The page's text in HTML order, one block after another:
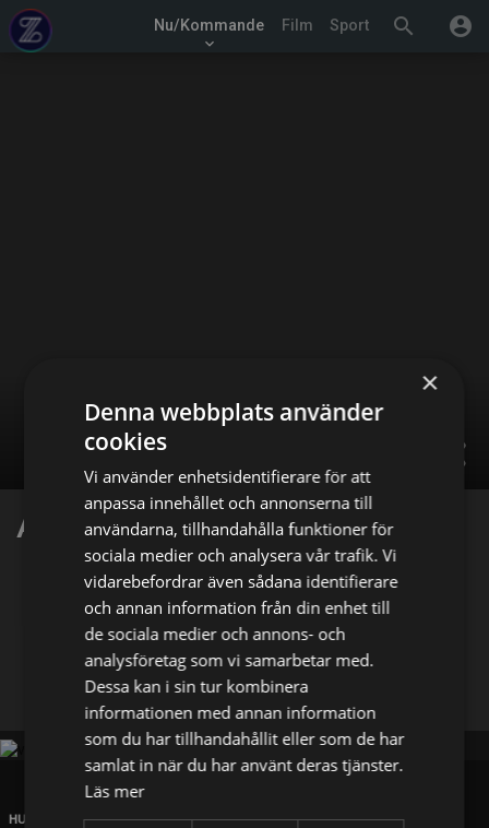
search account_circle
Nu/Kommande
keyboard_arrow_down
Film Sport
share
Adriana Llabres
Facebook X E-postadress
HUVUDKONTOR
×
Denna webbplats använder
cookies
Vi använder enhetsidentifierare för att
anpassa innehållet och annonserna till
användarna, tillhandahålla funktioner för
sociala medier och analysera vår trafik. Vi
vidarebefordrar även sådana identifierare
och annan information från din enhet till
de sociala medier och annons- och
analysföretag som vi samarbetar med.
Dessa kan i sin tur kombinera
informationen med annan information
som du har tillhandahållit eller som de har
samlat in när du har använt deras tjänster.
Läs mer